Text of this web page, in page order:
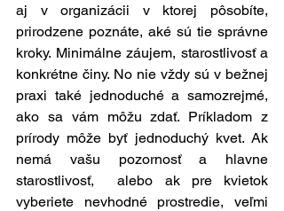
aj v organizácii v ktorej pôsobíte,
prirodzene poznáte, aké sú tie správne
kroky. Minimálne záujem, starostlivosť a
konkrétne činy. No nie vždy sú v bežnej
praxi také jednoduché a samozrejmé,
ako sa vám môžu zdať. Príkladom z
prírody môže byť jednoduchý kvet. Ak
nemá vašu pozornosť a hlavne
starostlivosť,  alebo ak pre kvietok
vyberiete nevhodné prostredie, veľmi